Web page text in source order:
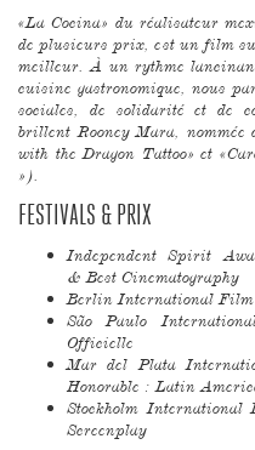
«La Cocina» du réalisateur
de plusieurs prix, est un film
meilleur. À un rythme
cuisine gastronomique, nous
sociales, de solidarité et de
brillent Rooney Mara,
with the Dragon Tattoo» et
»).
FESTIVALS & PRIX
Independent Spirit
& Best Cinematography
Berlin International Film
São Paulo
Officielle
Mar del Plata
Honorable : Latin
Stockholm
Screenplay